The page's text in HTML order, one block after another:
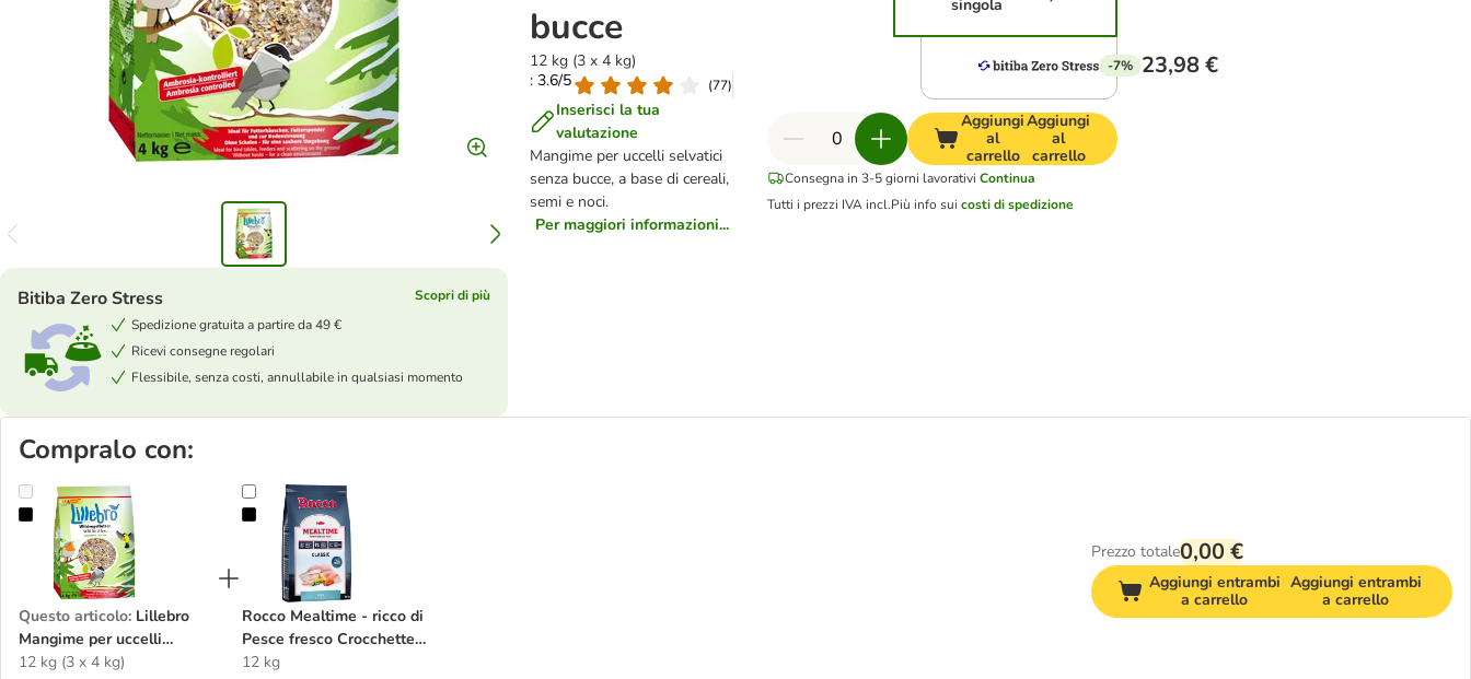
bucce
12 kg (3 x 4 kg)
: 3.6/5
(77)
Inserisci la tua
valutazione
Mangime per uccelli selvatici
senza bucce, a base di cereali,
semi e noci.
Per maggiori informazioni...
Bitiba Zero Stress
Scopri di più
Spedizione gratuita a partire da 49 €
Ricevi consegne regolari
Flessibile, senza costi, annullabile in qualsiasi momento
singola
-7% 23,98 €
Aggiungi
al
carrello
Aggiungi
al
carrello
Consegna in 3-5 giorni lavorativi Continua
Tutti i prezzi IVA incl.Più info suicosti di spedizione
Compralo con:
Lillebro Mangime per uccelli selvatici senza bucce
Questo articolo: Lillebro
Mangime per uccelli
selvatici senza bucce
12 kg (3 x 4 kg)
Rocco Mealtime - ricco di Pesce fresco Crocchette cane
Rocco Mealtime - ricco di
Pesce fresco Crocchette
cane
12 kg
Prezzo totale0,00 €
Aggiungi entrambi
a carrello
Aggiungi entrambi
a carrello